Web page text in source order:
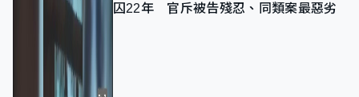
囚22年 官斥被告殘忍、同類案最惡劣